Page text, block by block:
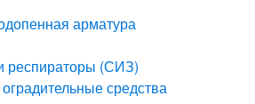
арматура
респираторы (СИЗ)
средства